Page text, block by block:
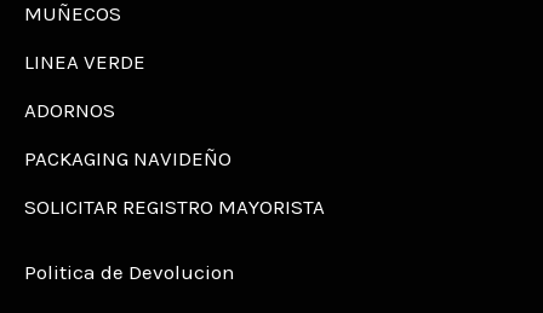
MUÑECOS
LINEA VERDE
ADORNOS
PACKAGING NAVIDEÑO
SOLICITAR REGISTRO MAYORISTA
Politica de Devolucion